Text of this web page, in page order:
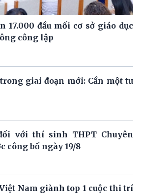
17.000 đầu mối cơ sở giáo dục
công lập
giai đoạn mới: Cần một tư
với thí sinh THPT Chuyên
công bố ngày 19/8
Nam giành top 1 cuộc thi trí